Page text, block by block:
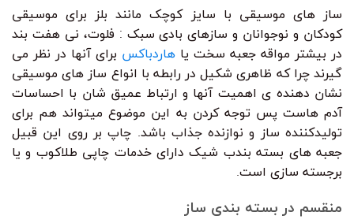
ساز های موسیقی با سایز کوچک مانند بلز برای موسیقی
کودکان و نوجوانان و سازهای بادی سبک : فلوت، نی هفت بند
در بیشتر مواقه جعبه سخت یا هاردباکس برای آنها در نظر می
گیرند چرا که ظاهری شکیل در رابطه با انواع ساز های موسیقی
نشان دهنده ی اهمیت آنها و ارتباط عمیق شان با احساسات
آدم هاست پس توجه کردن به این موضوع میتواند هم برای
تولیدکننده ساز و نوازنده جذاب باشد. چاپ بر روی این قبیل
جعبه های بسته بندب شیک دارای خدمات چاپی طلاکوب و یا
برجسته سازی است.
منقسم در بسته بندی ساز